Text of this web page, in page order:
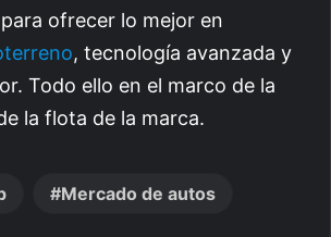
ofrecer lo mejor en
, tecnología avanzada y
Todo ello en el marco de la
la flota de la marca.
Mercado de autos